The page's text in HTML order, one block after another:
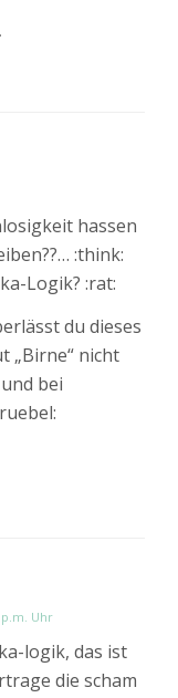
hassen
:think:
Logik? :rat:
du dieses
„Birne“ nicht
bei
p.m. Uhr
logik, das ist
die scham